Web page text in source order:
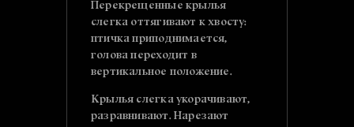
Перекрещенные крылья
слегка оттягивают к хвосту:
птичка приподнимается,
голова переходит в
вертикальное положение.
Крылья слегка укорачивают,
разравнивают. Нарезают